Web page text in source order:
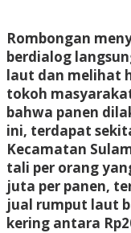
Rombongan
berdialog
laut dan melihat
tokoh
bahwa panen
ini, terdapat
Kecamatan
tali per orang
juta per panen,
jual rumput laut
kering antara